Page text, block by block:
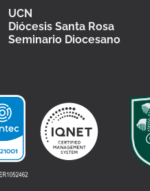
UCN
Diócesis Santa Rosa
Seminario Diocesano